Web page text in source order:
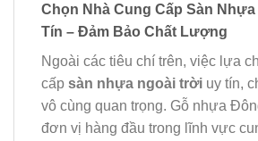
Chọn Nhà Cung Cấp Sàn
Tín – Đảm Bảo Chất Lượng
Ngoài các tiêu chí trên, việc lựa
cấp sàn nhựa ngoài trời uy tín,
vô cùng quan trọng. Gỗ nhựa
đơn vị hàng đầu trong lĩnh vực